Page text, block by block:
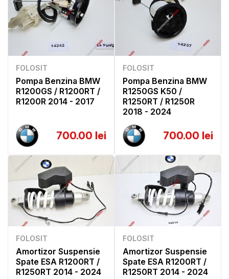
FOLOSIT
Pompa Benzina BMW
R1200GS / R1200RT /
R1200R 2014 - 2017
700.00 lei
FOLOSIT
Pompa Benzina BMW
R1250GS K50 /
R1250RT / R1250R
2018 - 2024
700.00 lei
FOLOSIT
Amortizor Suspensie
Spate ESA R1200RT /
R1250RT 2014 - 2024
FOLOSIT
Amortizor Suspensie
Spate ESA R1200RT /
R1250RT 2014 - 2024